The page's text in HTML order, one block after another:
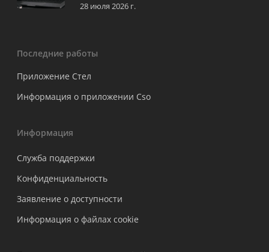
28 июля 2026 г.
Последние работы
Приложение Стел
Информация о приложении Cso
Информация
Служба поддержки
Конфиденциальность
Заявление о доступности
Информация о файлах cookie